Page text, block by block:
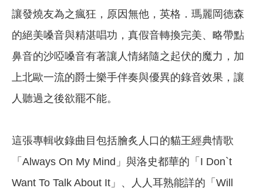
讓發燒友為之瘋狂，原因無他，英格．瑪麗岡德森
的絕美嗓音與精湛唱功，真假音轉換完美、略帶點
鼻音的沙啞嗓音有著讓人情緒隨之起伏的魔力，加
上北歐一流的爵士樂手伴奏與優異的錄音效果，讓
人聽過之後欲罷不能。
這張專輯收錄曲目包括膾炙人口的貓王經典情歌
「Always On My Mind」與洛史都華的「I Don`t
Want To Talk About It」、人人耳熟能詳的「Will